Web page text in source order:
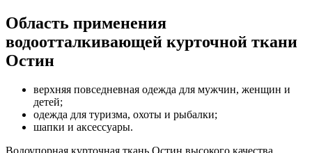
Область применения
водоотталкивающей курточной ткани
Остин
верхняя повседневная одежда для мужчин, женщин и
детей;
одежда для туризма, охоты и рыбалки;
шапки и аксессуары.